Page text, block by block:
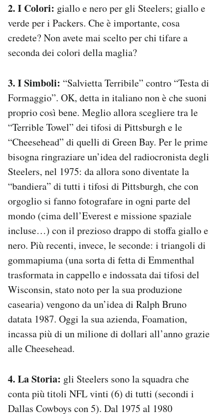
2. I Colori: giallo e nero per gli Steelers; giallo e
verde per i Packers. Che è importante, cosa
credete? Non avete mai scelto per chi tifare a
seconda dei colori della maglia?
3. I Simboli: “Salvietta Terribile” contro “Testa di
Formaggio”. OK, detta in italiano non è che suoni
proprio così bene. Meglio allora scegliere tra le
“Terrible Towel” dei tifosi di Pittsburgh e le
“Cheesehead” di quelli di Green Bay. Per le prime
bisogna ringraziare un’idea del radiocronista degli
Steelers, nel 1975: da allora sono diventate la
“bandiera” di tutti i tifosi di Pittsburgh, che con
orgoglio si fanno fotografare in ogni parte del
mondo (cima dell’Everest e missione spaziale
incluse…) con il prezioso drappo di stoffa giallo e
nero. Più recenti, invece, le seconde: i triangoli di
gommapiuma (una sorta di fetta di Emmenthal
trasformata in cappello e indossata dai tifosi del
Wisconsin, stato noto per la sua produzione
casearia) vengono da un’idea di Ralph Bruno
datata 1987. Oggi la sua azienda, Foamation,
incassa più di un milione di dollari all’anno grazie
alle Cheesehead.
4. La Storia: gli Steelers sono la squadra che
conta più titoli NFL vinti (6) di tutti (secondi i
Dallas Cowboys con 5). Dal 1975 al 1980